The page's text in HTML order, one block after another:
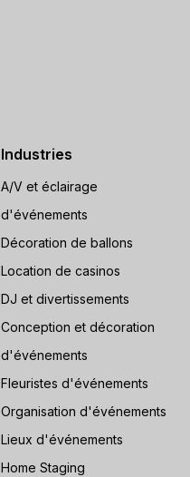
Industries
A/V et éclairage
d'événements
Décoration de ballons
Location de casinos
DJ et divertissements
Conception et décoration
d'événements
Fleuristes d'événements
Organisation d'événements
Lieux d'événements
Home Staging